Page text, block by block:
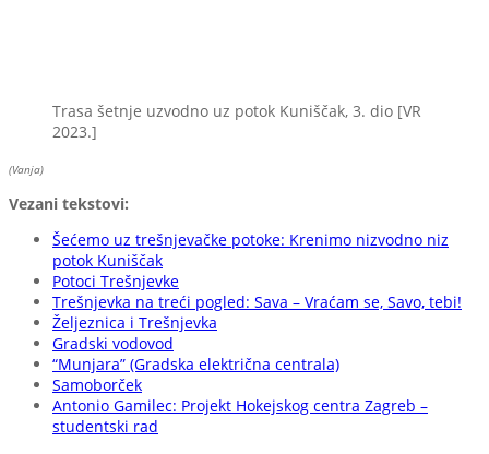
Trasa šetnje uzvodno uz potok Kuniščak, 3. dio [VR
2023.]
(Vanja)
Vezani tekstovi:
Šećemo uz trešnjevačke potoke: Krenimo nizvodno niz
potok Kuniščak
Potoci Trešnjevke
Trešnjevka na treći pogled: Sava – Vraćam se, Savo, tebi!
Željeznica i Trešnjevka
Gradski vodovod
“Munjara” (Gradska električna centrala)
Samoborček
Antonio Gamilec: Projekt Hokejskog centra Zagreb –
studentski rad